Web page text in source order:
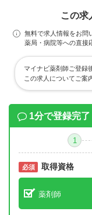
この求
無料で求人情報をお問
薬局・病院等への直接
マイナビ薬剤師ご登録
この求人についてご案
1分で登録完了
1
必須 取得資格
薬剤師